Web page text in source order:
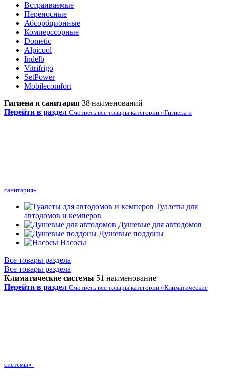
Встраиваемые
Переносные
Абсорбционные
Комперссорные
Dometic
Alpicool
Indelb
Vitrifrigo
SetPower
Mobilecomfort
Гигиена и санитария 38 наименований
Перейти в раздел Смотреть все товары категории «Гигиена и
санитария»
Туалеты для
автодомов и кемперов
Душевые для автодомов
Душевые поддоны
Насосы
Все товары раздела
Все товары раздела
Климатические системы 51 наименование
Перейти в раздел Смотреть все товары категории «Климатические
системы»